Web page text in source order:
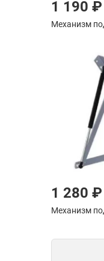
1 190 ₽
Механизм
1 280 ₽
Механизм